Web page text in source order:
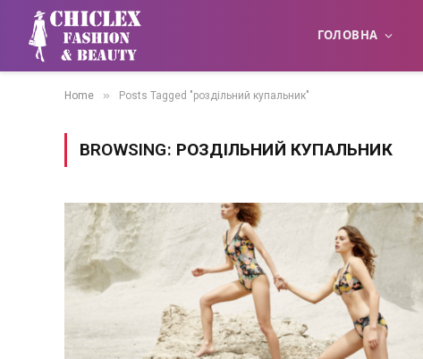
ГОЛОВНА
Home » Posts Tagged "роздільний купальник"
BROWSING: РОЗДІЛЬНИЙ КУПАЛЬНИК